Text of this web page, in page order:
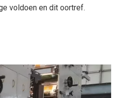
voldoen en dit oortref.